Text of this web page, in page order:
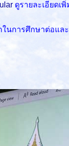
ดูรายละเอียดเ
นการศึกษาต่อแล